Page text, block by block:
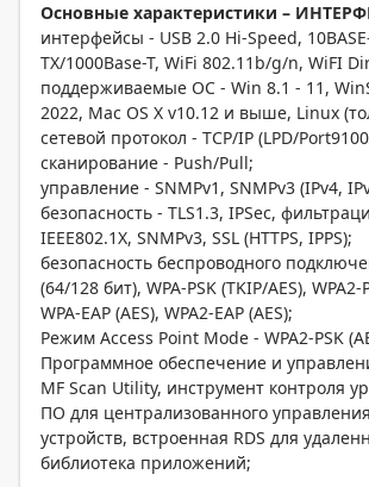
Основные характеристики –
интерфейсы - USB 2.0 Hi-Speed,
TX/1000Base-T, WiFi 802.11b/g/n, WiFI
поддерживаемые ОС - Win 8.1 - 11,
2022, Mac OS X v10.12 и выше, Linux
сетевой протокол - TCP/IP (LPD/
сканирование - Push/Pull;
управление - SNMPv1, SNMPv3 (IPv4,
безопасность - TLS1.3, IPSec,
IEEE802.1X, SNMPv3, SSL (HTTPS, IPPS);
безопасность беспроводного
(64/128 бит), WPA-PSK (TKIP/AES), WPA2-
WPA-EAP (AES), WPA2-EAP (AES);
Режим Access Point Mode - WPA2-PSK
Программное обеспечение и
MF Scan Utility, инструмент контроля
ПО для централизованного
устройств, встроенная RDS для
библиотека приложений;